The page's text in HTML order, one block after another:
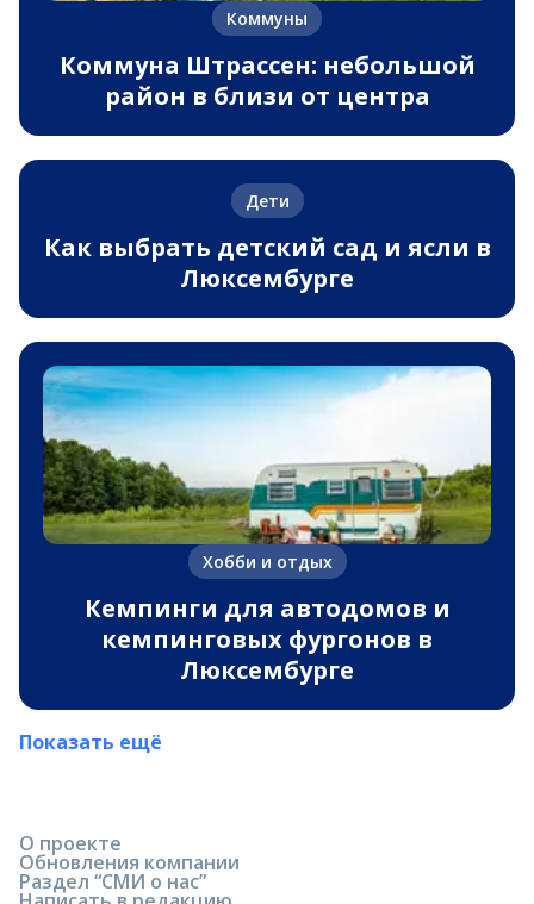
Коммуны
Коммуна Штрассен: небольшой
район в близи от центра
Дети
Как выбрать детский сад и ясли в
Люксембурге
Хобби и отдых
Кемпинги для автодомов и
кемпинговых фургонов в
Люксембурге
Показать ещё
О проекте
Обновления компании
Раздел “СМИ о нас”